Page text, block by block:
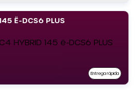
Ë-DCS6 PLUS
Entrega rápida